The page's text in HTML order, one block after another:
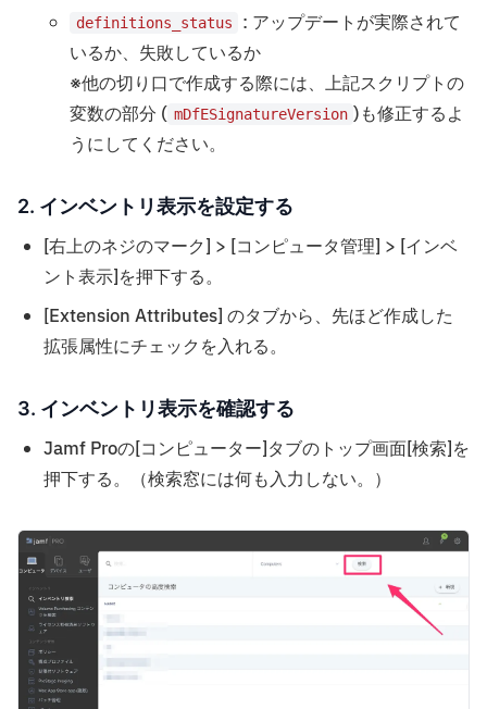
definitions_status
: アップデートが実際されて
いるか、失敗しているか
※他の切り口で作成する際には、上記スクリプトの
変数の部分 ( mDfESignatureVersion )も修正するよ
うにしてください。
2. インベントリ表示を設定する
[右上のネジのマーク] > [コンピュータ管理] > [インベ
ント表示]を押下する。
[Extension Attributes] のタブから、先ほど作成した
拡張属性にチェックを入れる。
3. インベントリ表示を確認する
Jamf Proの[コンピューター]タブのトップ画面[検索]を
押下する。（検索窓には何も入力しない。）